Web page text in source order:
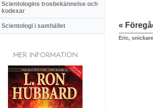
«
Eric, snickare
Scientologins trosbekännelse och
kodexar
Scientologi i samhället
MER INFORMATION